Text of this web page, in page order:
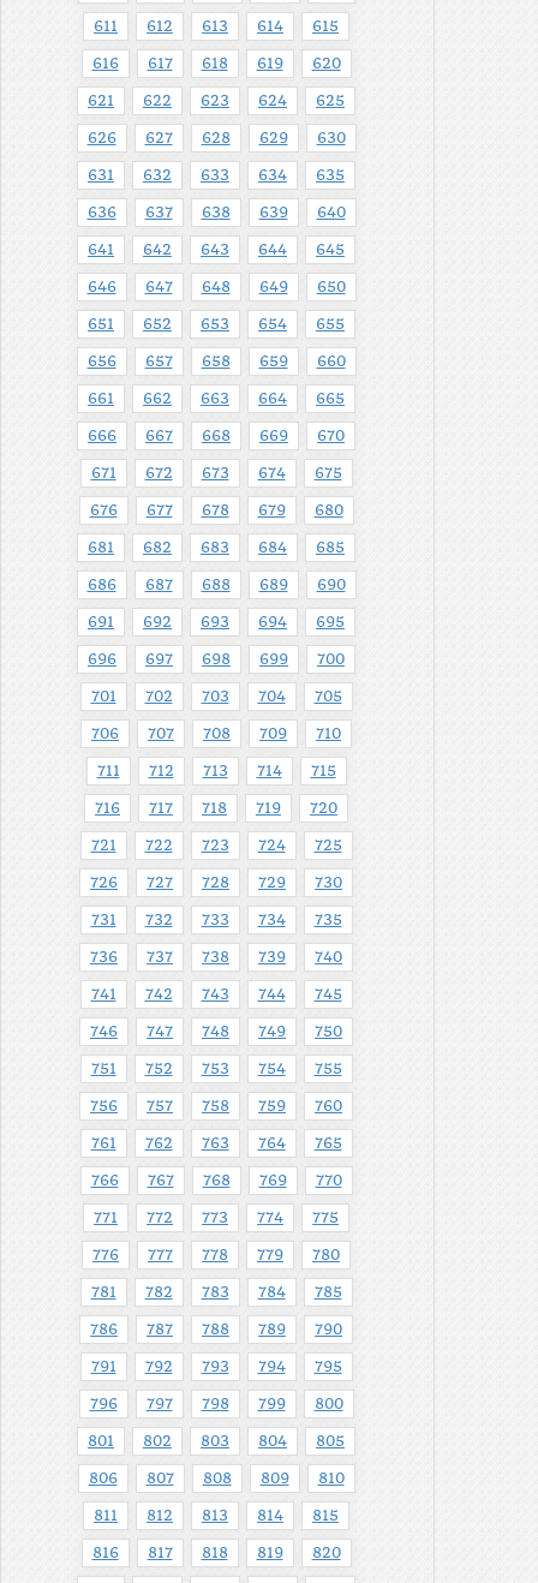
611 612 613 614 615
616 617 618 619 620
621 622 623 624 625
626 627 628 629 630
631 632 633 634 635
636 637 638 639 640
641 642 643 644 645
646 647 648 649 650
651 652 653 654 655
656 657 658 659 660
661 662 663 664 665
666 667 668 669 670
671 672 673 674 675
676 677 678 679 680
681 682 683 684 685
686 687 688 689 690
691 692 693 694 695
696 697 698 699 700
701 702 703 704 705
706 707 708 709 710
711 712 713 714 715
716 717 718 719 720
721 722 723 724 725
726 727 728 729 730
731 732 733 734 735
736 737 738 739 740
741 742 743 744 745
746 747 748 749 750
751 752 753 754 755
756 757 758 759 760
761 762 763 764 765
766 767 768 769 770
771 772 773 774 775
776 777 778 779 780
781 782 783 784 785
786 787 788 789 790
791 792 793 794 795
796 797 798 799 800
801 802 803 804 805
806 807 808 809 810
811 812 813 814 815
816 817 818 819 820